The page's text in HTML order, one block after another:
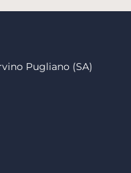
Pugliano (SA)